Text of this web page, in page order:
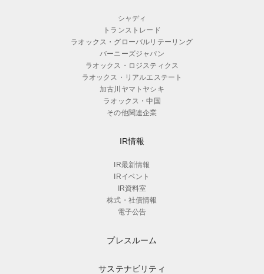
シャディ
トランストレード
ラオックス・グローバルリテーリング
バーニーズジャパン
ラオックス・ロジスティクス
ラオックス・リアルエステート
加古川ヤマトヤシキ
ラオックス・中国
その他関連企業
IR情報
IR最新情報
IRイベント
IR資料室
株式・社債情報
電子公告
プレスルーム
サステナビリティ